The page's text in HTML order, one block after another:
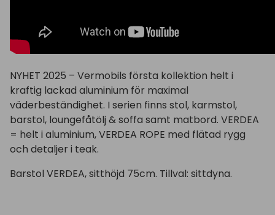
NYHET 2025 – Vermobils första kollektion helt i
kraftig lackad aluminium för maximal
väderbeständighet. I serien finns stol, karmstol,
barstol, loungefåtölj & soffa samt matbord. VERDEA
= helt i aluminium, VERDEA ROPE med flätad rygg
och detaljer i teak.
Barstol VERDEA, sitthöjd 75cm. Tillval: sittdyna.